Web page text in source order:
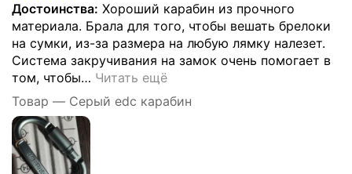
Достоинства: Хороший карабин из прочного
материала. Брала для того, чтобы вешать брелоки
на сумки, из-за размера на любую лямку налезет.
Система закручивания на замок очень помогает в
том, чтобы… Читать ещё
Товар — Серый edc карабин